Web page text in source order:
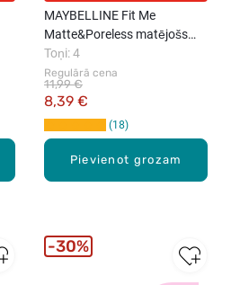
Pievienot grozam
MAYBELLINE Fit Me
Matte&Poreless matējošs
pūderis, 9g
Regulārā cena
8,39 €
11,99 €
Toņi: 4
18
30%